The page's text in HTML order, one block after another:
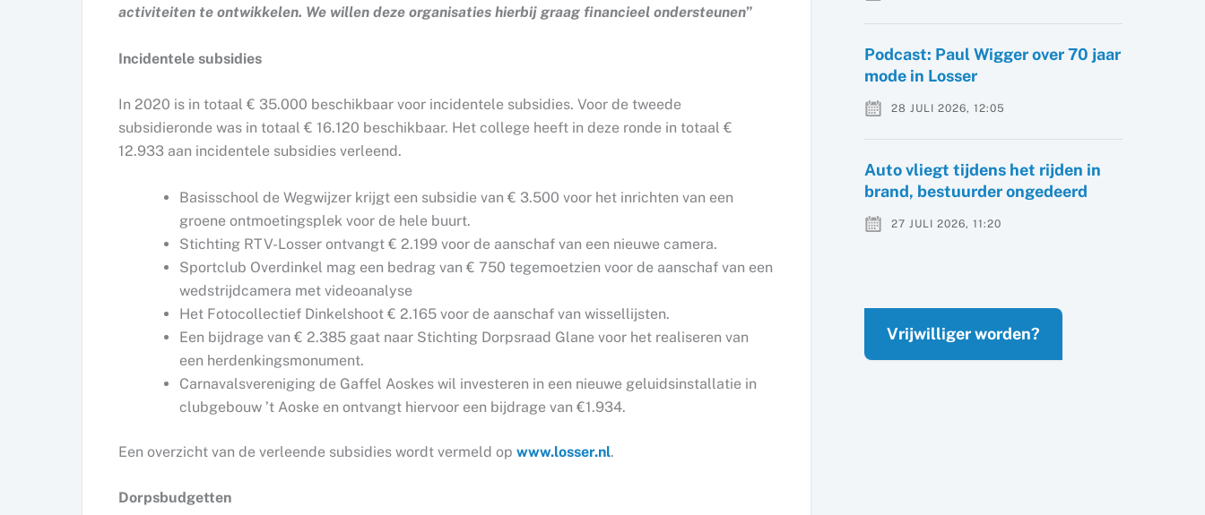
activiteiten te ontwikkelen. We willen deze organisaties hierbij graag financieel ondersteunen”
Incidentele subsidies
In 2020 is in totaal € 35.000 beschikbaar voor incidentele subsidies. Voor de tweede
subsidieronde was in totaal € 16.120 beschikbaar. Het college heeft in deze ronde in totaal €
12.933 aan incidentele subsidies verleend.
Basisschool de Wegwijzer krijgt een subsidie van € 3.500 voor het inrichten van een
groene ontmoetingsplek voor de hele buurt.
Stichting RTV-Losser ontvangt € 2.199 voor de aanschaf van een nieuwe camera.
Sportclub Overdinkel mag een bedrag van € 750 tegemoetzien voor de aanschaf van een
wedstrijdcamera met videoanalyse
Het Fotocollectief Dinkelshoot € 2.165 voor de aanschaf van wissellijsten.
Een bijdrage van € 2.385 gaat naar Stichting Dorpsraad Glane voor het realiseren van
een herdenkingsmonument.
Carnavalsvereniging de Gaffel Aoskes wil investeren in een nieuwe geluidsinstallatie in
clubgebouw ’t Aoske en ontvangt hiervoor een bijdrage van €1.934.
Een overzicht van de verleende subsidies wordt vermeld op www.losser.nl.
Dorpsbudgetten
Podcast: Paul Wigger over 70 jaar
mode in Losser
28 JULI 2026, 12:05
Auto vliegt tijdens het rijden in
brand, bestuurder ongedeerd
27 JULI 2026, 11:20
Vrijwilliger worden?